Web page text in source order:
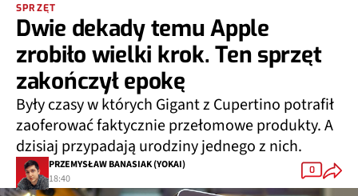
SPRZĘT
Dwie dekady temu Apple
zrobiło wielki krok. Ten sprzęt
zakończył epokę
Były czasy w których Gigant z Cupertino potrafił
zaoferować faktycznie przełomowe produkty. A
dzisiaj przypadają urodziny jednego z nich.
PRZEMYSŁAW BANASIAK (YOKAI)
18:40
0